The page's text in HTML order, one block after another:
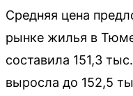
Средняя цена
рынке жилья в
составила 151,3
выросла до 152,5